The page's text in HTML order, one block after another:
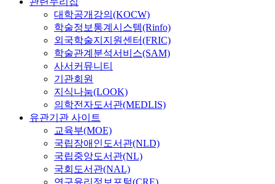
대학공개강의(KOCW)
학술정보통계시스템(Rinfo)
외국학술지지원센터(FRIC)
학술관계분석서비스(SAM)
사서커뮤니티
기관회원
지식나눔(LOOK)
의학전자도서관(MEDLIS)
유관기관 사이트
교육부(MOE)
국립장애인도서관(NLD)
국립중앙도서관(NL)
국회도서관(NAL)